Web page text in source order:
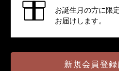
お誕生月の方に限
お届けします。
新規会員登録